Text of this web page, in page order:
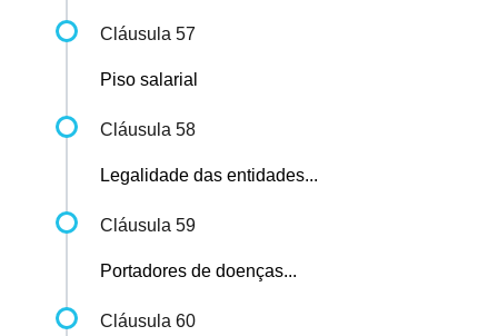
Cláusula 57
Piso salarial
Cláusula 58
Legalidade das entidades...
Cláusula 59
Portadores de doenças...
Cláusula 60